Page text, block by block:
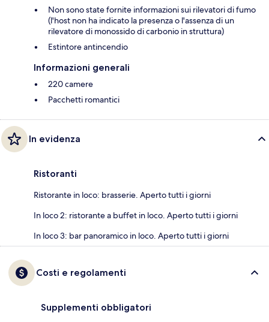
Non sono state fornite informazioni sui rilevatori di fumo
(l'host non ha indicato la presenza o l'assenza di un
rilevatore di monossido di carbonio in struttura)
Estintore antincendio
Informazioni generali
220 camere
Pacchetti romantici
In evidenza
Ristoranti
Ristorante in loco: brasserie. Aperto tutti i giorni
In loco 2: ristorante a buffet in loco. Aperto tutti i giorni
In loco 3: bar panoramico in loco. Aperto tutti i giorni
Costi e regolamenti
Supplementi obbligatori